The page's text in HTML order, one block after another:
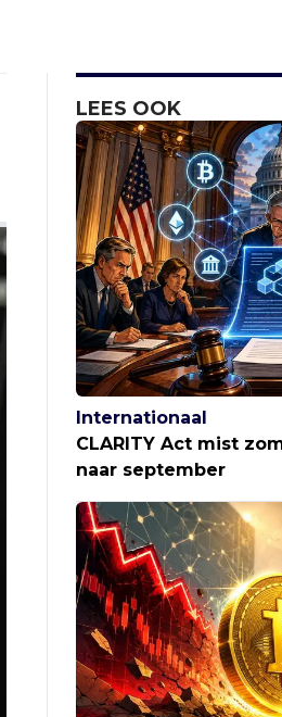
LEES OOK
Internationaal
CLARITY Act mist
naar september